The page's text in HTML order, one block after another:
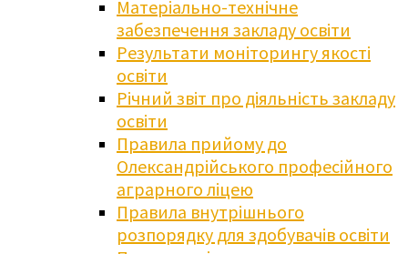
Матеріально-технічне
забезпечення закладу освіти
Результати моніторингу якості
освіти
Річний звіт про діяльність закладу
освіти
Правила прийому до
Олександрійського професійного
аграрного ліцею
Правила внутрішнього
розпорядку для здобувачів освіти